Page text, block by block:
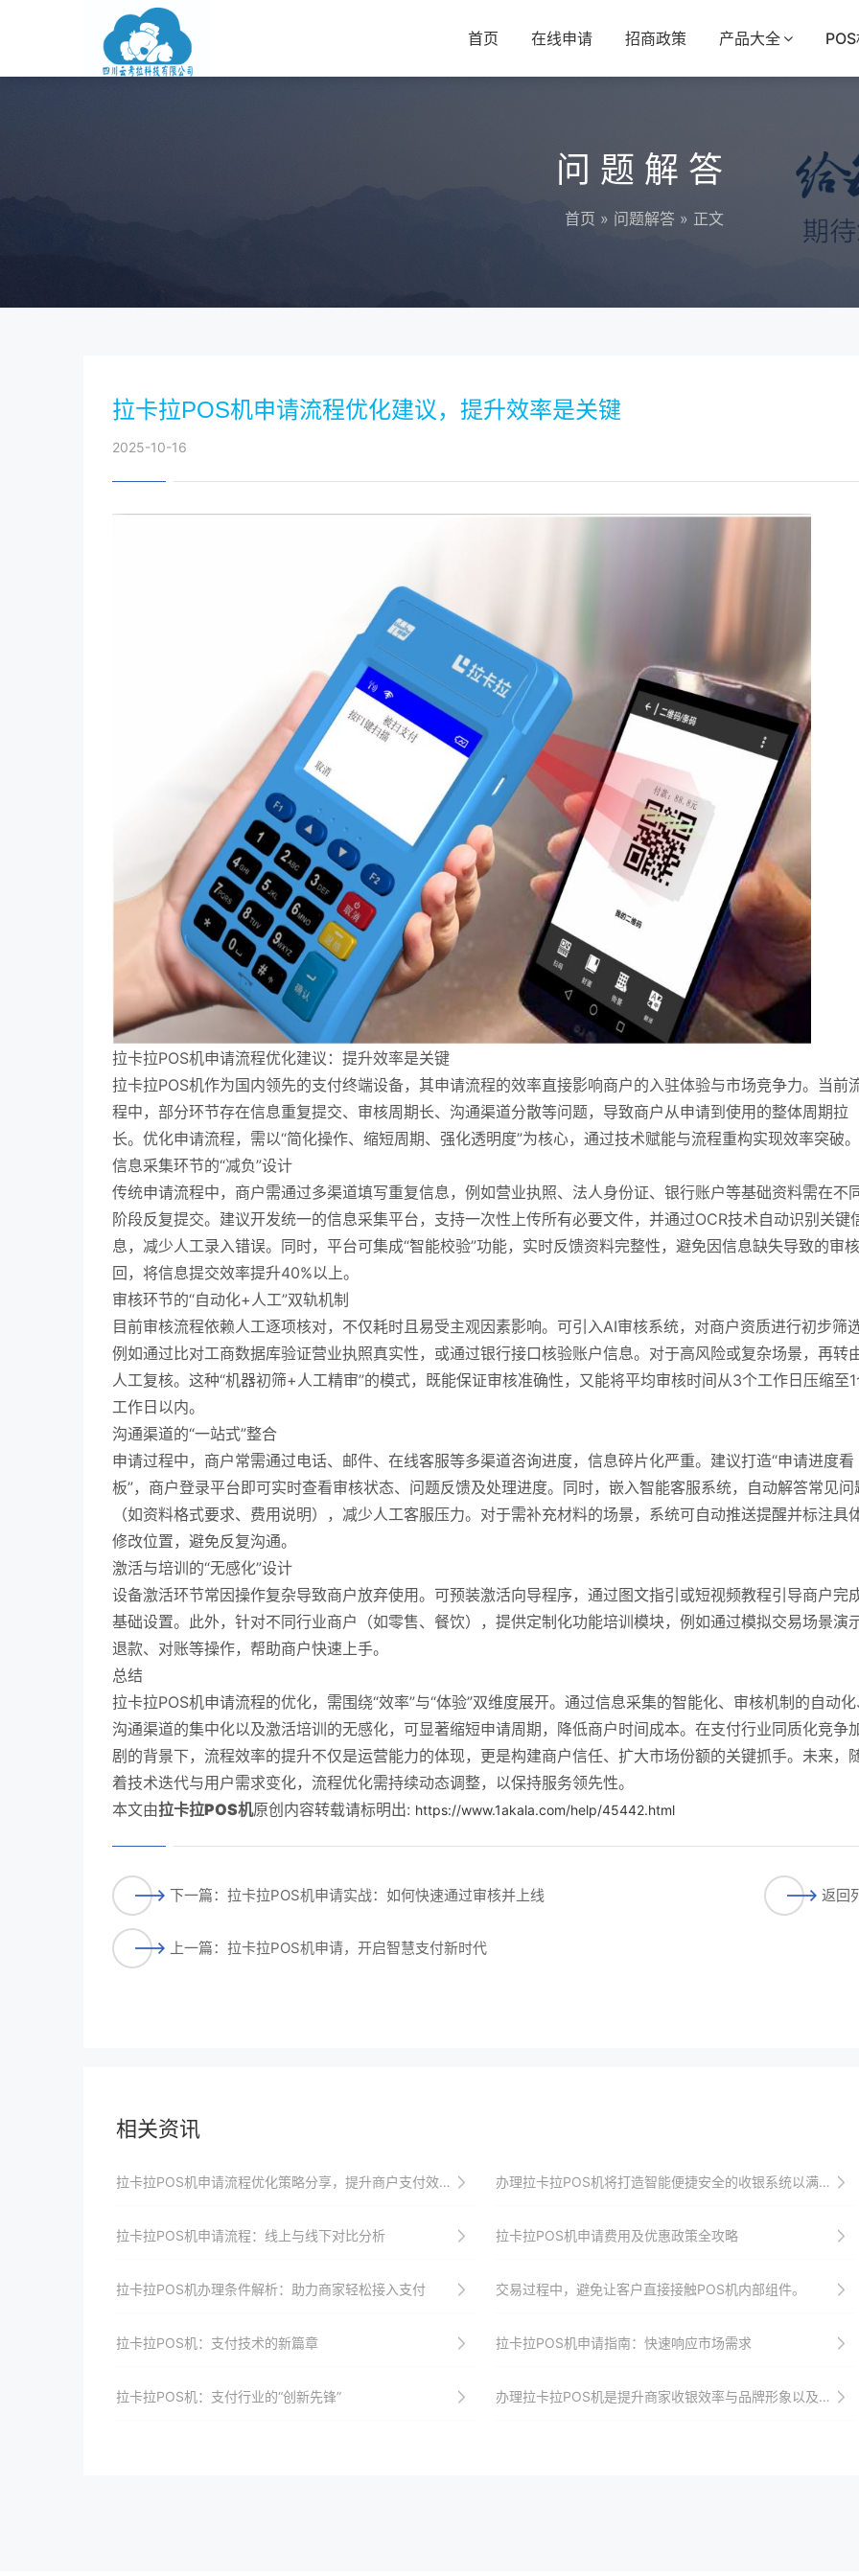
首页 在线申请 招商政策 产品大全
问题解答
首页 » 问题解答 » 正文
拉卡拉POS机申请流程优化建议，提升效率是关键
2025-10-16
拉卡拉POS机申请流程优化建议：提升效率是关键
拉卡拉POS机作为国内领先的支付终端设备，其申请流程的效率直接影响商户的入驻体验与市场竞争力。当前
程中，部分环节存在信息重复提交、审核周期长、沟通渠道分散等问题，导致商户从申请到使用的整体周期拉
长。优化申请流程，需以“简化操作、缩短周期、强化透明度”为核心，通过技术赋能与流程重构实现效率突破。
信息采集环节的“减负”设计
传统申请流程中，商户需通过多渠道填写重复信息，例如营业执照、法人身份证、银行账户等基础资料需在不
阶段反复提交。建议开发统一的信息采集平台，支持一次性上传所有必要文件，并通过OCR技术自动识别关键
息，减少人工录入错误。同时，平台可集成“智能校验”功能，实时反馈资料完整性，避免因信息缺失导致的审
回，将信息提交效率提升40%以上。
审核环节的“自动化+人工”双轨机制
目前审核流程依赖人工逐项核对，不仅耗时且易受主观因素影响。可引入AI审核系统，对商户资质进行初步筛选
例如通过比对工商数据库验证营业执照真实性，或通过银行接口核验账户信息。对于高风险或复杂场景，再转
人工复核。这种“机器初筛+人工精审”的模式，既能保证审核准确性，又能将平均审核时间从3个工作日压缩至
工作日以内。
沟通渠道的“一站式”整合
申请过程中，商户常需通过电话、邮件、在线客服等多渠道咨询进度，信息碎片化严重。建议打造“申请进度看
板”，商户登录平台即可实时查看审核状态、问题反馈及处理进度。同时，嵌入智能客服系统，自动解答常见问
（如资料格式要求、费用说明），减少人工客服压力。对于需补充材料的场景，系统可自动推送提醒并标注具
修改位置，避免反复沟通。
激活与培训的“无感化”设计
设备激活环节常因操作复杂导致商户放弃使用。可预装激活向导程序，通过图文指引或短视频教程引导商户完
基础设置。此外，针对不同行业商户（如零售、餐饮），提供定制化功能培训模块，例如通过模拟交易场景演
退款、对账等操作，帮助商户快速上手。
总结
拉卡拉POS机申请流程的优化，需围绕“效率”与“体验”双维度展开。通过信息采集的智能化、审核机制的自动化
沟通渠道的集中化以及激活培训的无感化，可显著缩短申请周期，降低商户时间成本。在支付行业同质化竞争
剧的背景下，流程效率的提升不仅是运营能力的体现，更是构建商户信任、扩大市场份额的关键抓手。未来，
着技术迭代与用户需求变化，流程优化需持续动态调整，以保持服务领先性。
本文由拉卡拉POS机原创内容转载请标明出: https://www.1akala.com/help/45442.html
下一篇：拉卡拉POS机申请实战：如何快速通过审核并上线
上一篇：拉卡拉POS机申请，开启智慧支付新时代
返回
相关资讯
拉卡拉POS机申请流程优化策略分享，提升商户支付效率与体验 办理拉卡拉POS机将打造智能便捷安全的收银系统以满足商家多样化需求并引领行业发展方向以及提升品牌形象与顾客忠诚度
拉卡拉POS机申请流程：线上与线下对比分析 拉卡拉POS机申请费用及优惠政策全攻略
拉卡拉POS机办理条件解析：助力商家轻松接入支付 交易过程中，避免让客户直接接触POS机内部组件。
拉卡拉POS机：支付技术的新篇章 拉卡拉POS机申请指南：快速响应市场需求
拉卡拉POS机：支付行业的“创新先锋” 办理拉卡拉POS机是提升商家收银效率与品牌形象以及增强顾客忠诚度的最佳选择之一